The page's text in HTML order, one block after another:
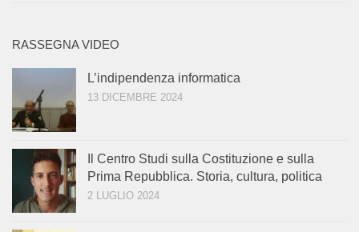
RASSEGNA VIDEO
L’indipendenza informatica
13 DICEMBRE 2024
Il Centro Studi sulla Costituzione e sulla
Prima Repubblica. Storia, cultura, politica
2 LUGLIO 2024